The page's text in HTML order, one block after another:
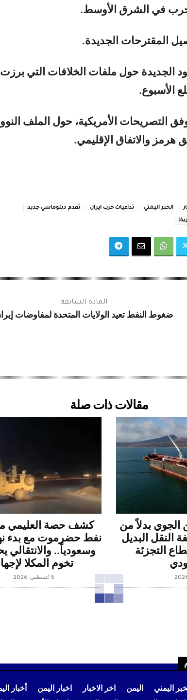
في الشرق الأوسط.
المقترحات الجديدة.
الجديدة حول ملفات الخلافات التي برزت
الأسبوع.
التصريحات الأمريكية، حول الملف
هرمز والاتفاق الإقليمي.
الخبر اليمني تداعيات حرب ايران تقدم دبلوماسي جديد
المادة السابقة
ضغوط النفط تعيد الولايات المتحدة لمفاوضات
مقالات ذات صلة
الجوي بدلاً من
النقل البديل
التجزئة
كشف حصة العليمي
نفط حضرموت مع بدء
وسعودياً..
تخوم المكلا
5 أغسطس، 2026
اليمني اليمن اخر الاخبار اخبار اليمن
أخبار